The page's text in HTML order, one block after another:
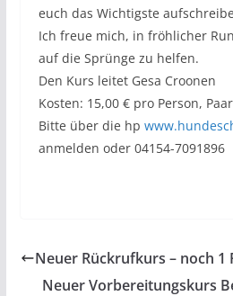
euch das Wichtigste
Ich freue mich, in fröhlicher
auf die Sprünge zu helfen.
Den Kurs leitet Gesa Croonen
Kosten: 15,00 € pro Person,
Bitte über die hp
anmelden oder 04154-7091896
Neuer Rückrufkurs – noch 1
Neuer Vorbereitungskurs